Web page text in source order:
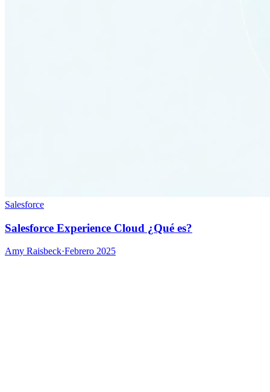
Salesforce
Salesforce Experience Cloud ¿Qué es?
Amy Raisbeck·Febrero 2025